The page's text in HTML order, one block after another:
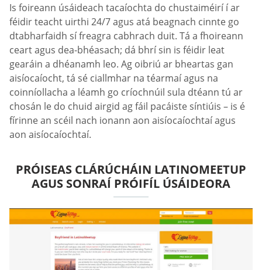
Is foireann úsáideach tacaíochta do chustaiméirí í ar
féidir teacht uirthi 24/7 agus atá beagnach cinnte go
dtabharfaidh sí freagra cabhrach duit. Tá a fhoireann
ceart agus dea-bhéasach; dá bhrí sin is féidir leat
gearáin a dhéanamh leo. Ag oibriú ar bheartas gan
aisíocaíocht, tá sé ciallmhar na téarmaí agus na
coinníollacha a léamh go críochnúil sula dtéann tú ar
chosán le do chuid airgid ag fáil pacáiste síntiúis – is é
fírinne an scéil nach ionann aon aisíocaíochtaí agus
aon aisíocaíochtaí.
PRÓISEAS CLÁRÚCHÁIN LATINOMEETUP
AGUS SONRAÍ PRÓIFÍL ÚSÁIDEORA